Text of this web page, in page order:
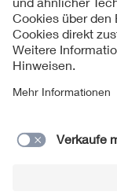
Impressum
Cookie Hinweise
Compliance
Jahresarchiv
© 2026 VDE